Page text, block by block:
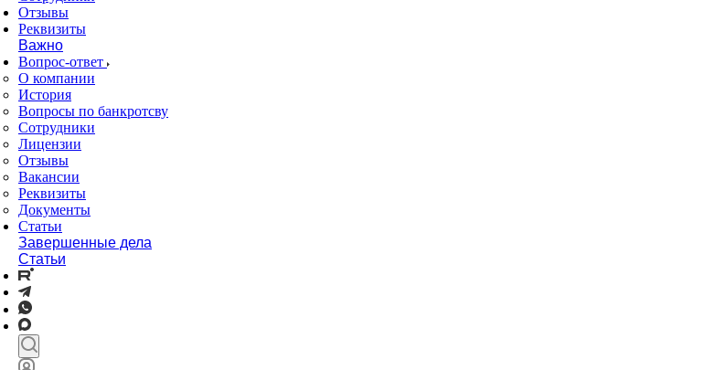
Отзывы
Реквизиты
Важно
Вопрос-ответ
О компании
История
Вопросы по банкротсву
Сотрудники
Лицензии
Отзывы
Вакансии
Реквизиты
Документы
Статьи
Завершенные дела
Статьи